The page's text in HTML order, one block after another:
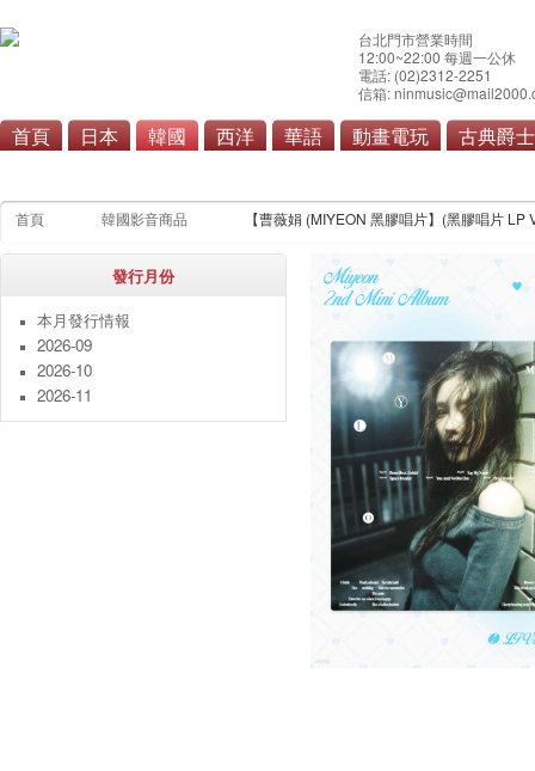
台北門市營業時間
12:00~22:00 每週一公休
電話: (02)2312-2251
信箱:
首頁 日本 韓國 西洋 華語 動畫電玩 古典爵士
首頁 韓國影音商品 【曹薇娟 (MIYEON 黑膠唱片】(黑膠唱片
發行月份
本月發行情報
2026-09
2026-10
2026-11